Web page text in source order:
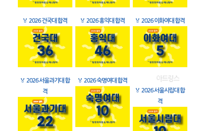
🏅 2026 건국대 합격 🏅 2026 홍익대 합격 🏅 2026 이화여대 합격
🏅 2026 서울과기대 합
격
🏅 2026 숙명여대 합격
🏅 2026 서울시립대 합
격